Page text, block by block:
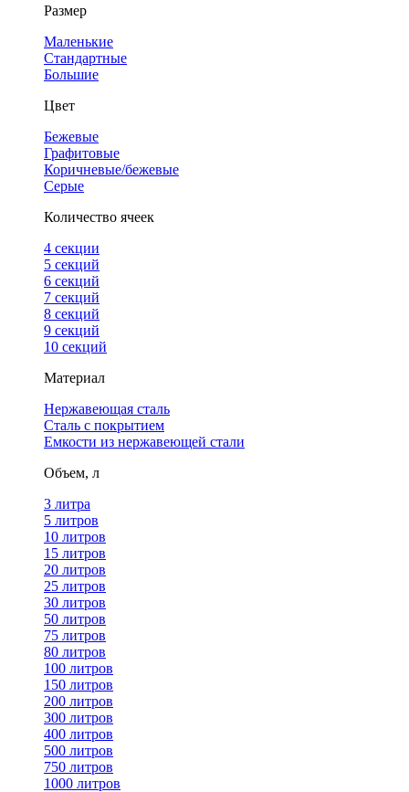
Размер
Маленькие
Стандартные
Большие
Цвет
Бежевые
Графитовые
Коричневые/бежевые
Серые
Количество ячеек
4 cекции
5 секций
6 секций
7 секций
8 секций
9 секций
10 секций
Материал
Нержавеющая сталь
Сталь с покрытием
Емкости из нержавеющей стали
Объем, л
3 литра
5 литров
10 литров
15 литров
20 литров
25 литров
30 литров
50 литров
75 литров
80 литров
100 литров
150 литров
200 литров
300 литров
400 литров
500 литров
750 литров
1000 литров